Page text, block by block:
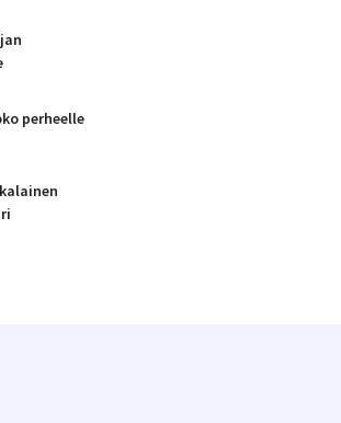
on noin 15–17 astetta ja öisin
perheelle